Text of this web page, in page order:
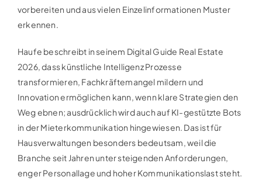
vorbereiten und aus vielen Einzelinformationen Muster
erkennen.
Haufe beschreibt in seinem Digital Guide Real Estate
2026, dass künstliche Intelligenz Prozesse
transformieren, Fachkräftemangel mildern und
Innovation ermöglichen kann, wenn klare Strategien den
Weg ebnen; ausdrücklich wird auch auf KI-gestützte Bots
in der Mieterkommunikation hingewiesen. Das ist für
Hausverwaltungen besonders bedeutsam, weil die
Branche seit Jahren unter steigenden Anforderungen,
enger Personallage und hoher Kommunikationslast steht.